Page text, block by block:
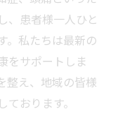
、患者様一人ひと
。私たちは最新の
をサポートしま
整え、地域の皆様
おります。